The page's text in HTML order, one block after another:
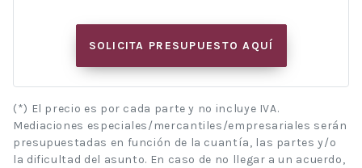
SOLICITA PRESUPUESTO AQUÍ
(*) El precio es por cada parte y no incluye IVA.
Mediaciones especiales/mercantiles/empresariales serán
presupuestadas en función de la cuantía, las partes y/o
la dificultad del asunto. En caso de no llegar a un acuerdo,